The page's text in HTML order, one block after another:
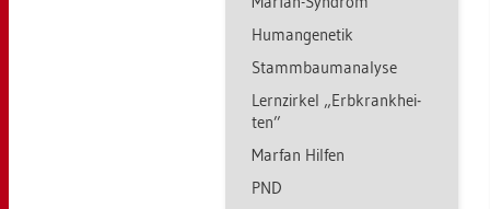
Hu­man­ge­ne­tik
Stamm­baum­ana­ly­se
Lern­zir­kel „Erb­krank­hei­
ten”
Mar­fan Hil­fen
PND